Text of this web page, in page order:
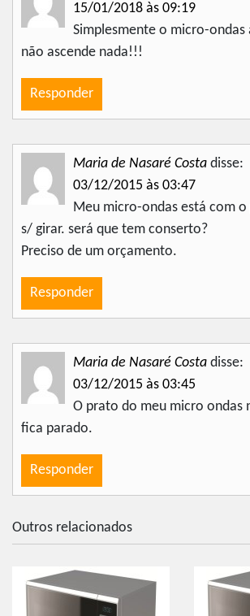
15/01/2018 às 09:19
Simplesmente o micro-ondas
não ascende nada!!!
Responder
Maria de Nasaré Costa disse:
03/12/2015 às 03:47
Meu micro-ondas está com
s/ girar. será que tem conserto?
Preciso de um orçamento.
Responder
Maria de Nasaré Costa disse:
03/12/2015 às 03:45
O prato do meu micro ondas
fica parado.
Responder
Outros relacionados